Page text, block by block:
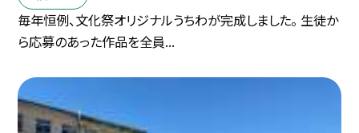
毎年恒例、文化祭オリジナルうちわが完成しました。 生徒か
ら応募のあった作品を全員...